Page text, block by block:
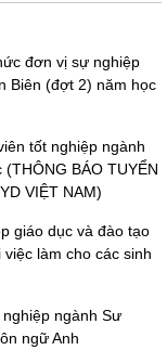
đơn vị sự nghiệp
Biên (đợt 2) năm học
tốt nghiệp ngành
BÁO TUYỂN
VIỆT NAM)
giáo dục và đào tạo
làm cho các sinh
ngành Sư
ngữ Anh